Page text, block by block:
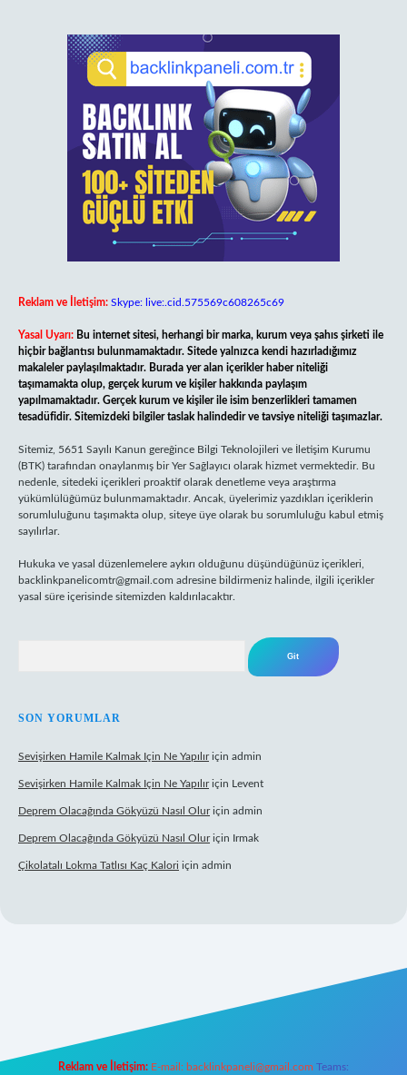
Reklam ve İletişim: Skype: live:.cid.575569c608265c69
Yasal Uyarı: Bu internet sitesi, herhangi bir marka, kurum veya şahıs şirketi ile
hiçbir bağlantısı bulunmamaktadır. Sitede yalnızca kendi hazırladığımız
makaleler paylaşılmaktadır. Burada yer alan içerikler haber niteliği
taşımamakta olup, gerçek kurum ve kişiler hakkında paylaşım
yapılmamaktadır. Gerçek kurum ve kişiler ile isim benzerlikleri tamamen
tesadüfidir. Sitemizdeki bilgiler taslak halindedir ve tavsiye niteliği taşımazlar.
Sitemiz, 5651 Sayılı Kanun gereğince Bilgi Teknolojileri ve İletişim Kurumu
(BTK) tarafından onaylanmış bir Yer Sağlayıcı olarak hizmet vermektedir. Bu
nedenle, sitedeki içerikleri proaktif olarak denetleme veya araştırma
yükümlülüğümüz bulunmamaktadır. Ancak, üyelerimiz yazdıkları içeriklerin
sorumluluğunu taşımakta olup, siteye üye olarak bu sorumluluğu kabul etmiş
sayılırlar.
Hukuka ve yasal düzenlemelere aykırı olduğunu düşündüğünüz içerikleri,
backlinkpanelicomtr@gmail.com adresine bildirmeniz halinde, ilgili içerikler
yasal süre içerisinde sitemizden kaldırılacaktır.
SON YORUMLAR
Sevişirken Hamile Kalmak Için Ne Yapılıriçin admin
Sevişirken Hamile Kalmak Için Ne Yapılıriçin Levent
Deprem Olacağında Gökyüzü Nasıl Oluriçin admin
Deprem Olacağında Gökyüzü Nasıl Oluriçin Irmak
Çikolatalı Lokma Tatlısı Kaç Kalori için admin
Reklam ve İletişim: E-mail: backlinkpaneli@gmail.com Teams: